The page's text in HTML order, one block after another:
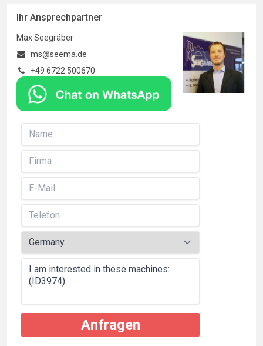
Ihr Ansprechpartner
Max Seegräber
ms@seema.de
+49 6722 500670
Anfragen